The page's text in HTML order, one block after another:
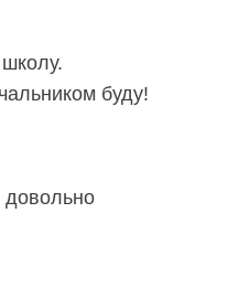
буду!
довольно